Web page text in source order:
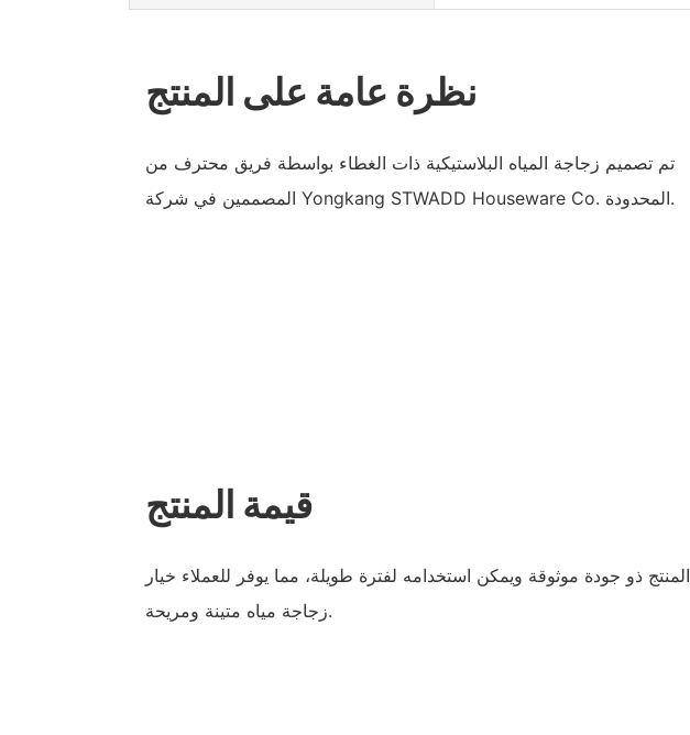
نظرة عامة على المنتج
تم تصميم زجاجة المياه البلاستيكية ذات الغطاء بواسطة فريق محترف من
المصممين في شركة Yongkang STWADD Houseware Co. المحدودة.
قيمة المنتج
المنتج ذو جودة موثوقة ويمكن استخدامه لفترة طويلة، مما يوفر للعملاء خيار
زجاجة مياه متينة ومريحة.